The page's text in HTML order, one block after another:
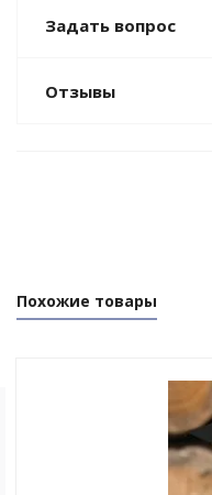
Задать вопрос
Отзывы
Похожие товары
Мы перезвоним